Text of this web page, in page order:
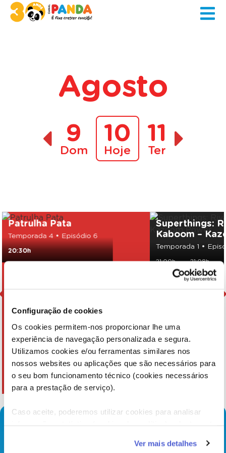
Configuração de cookies
Os cookies permitem-nos proporcionar lhe uma
experiência de navegação personalizada e segura.
Utilizamos cookies e/ou ferramentas similares nos
nossos websites ou aplicações que são necessários para
o seu bom funcionamento técnico (cookies necessários
para a prestação de serviço).
Caso aceite, poderemos utilizar cookies para analisar
funcionalidades (cookies de personalização e
Ver mais detalhes
Agosto
9
Dom
10
Hoje
11
Ter
Patrulha Pata
Temporada 4 • Episódio 6
20:30h
Superthings:
Kaboom –
Temporada 1 •
21:00h 21:08h